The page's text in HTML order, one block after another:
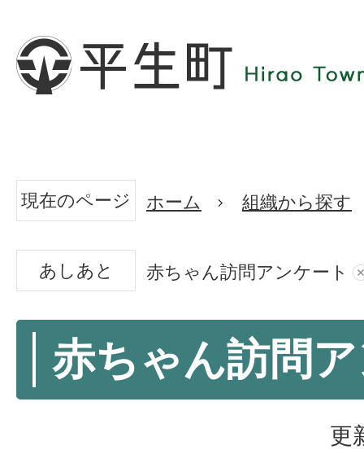
現在のページ ホーム 組織から探す
あしあと 赤ちゃん訪問アンケート
赤ちゃん訪問
更